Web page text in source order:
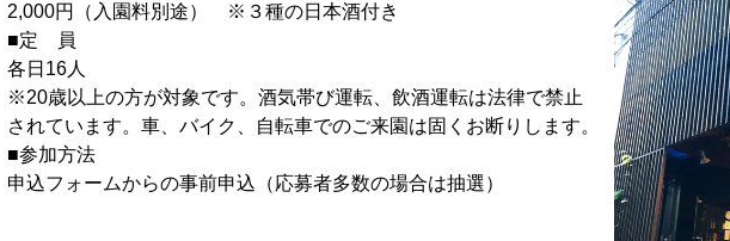
2,000円（入園料別途） ※３種の日本酒付き
■定 員
各日16人
※20歳以上の方が対象です。酒気帯び運転、飲酒運転は法律で禁止
されています。車、バイク、自転車でのご来園は固くお断りします。
■参加方法
申込フォームからの事前申込（応募者多数の場合は抽選）